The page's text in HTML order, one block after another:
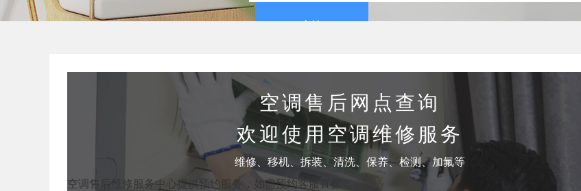
空调售后网点查询
欢迎使用空调维修服务
维修、移机、拆装、清洗、保养、检测、加氟等
空调售后维修服务中心提供预约服务，如需预约客服直拨：